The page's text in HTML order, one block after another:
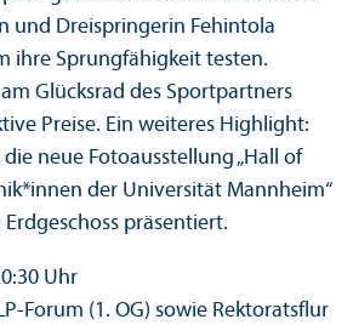
und Dreispringerin Fehintola
ihre Sprung­fähigkeit testen.
Glücksrad des Sport­partners
Preise. Ein weiteres Highlight:
neue Fotoausstellung „Hall of
der Universität Mannheim“
präsentiert.
Uhr
Forum (1. OG) sowie Rektoratsflur